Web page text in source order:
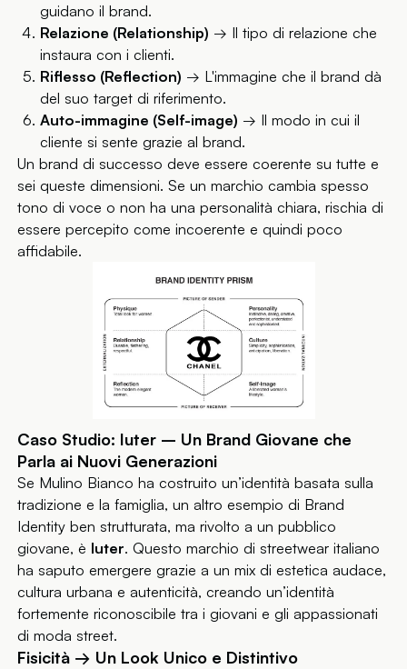
guidano il brand.
Relazione (Relationship) → Il tipo di relazione che
instaura con i clienti.
Riflesso (Reflection) → L'immagine che il brand dà
del suo target di riferimento.
Auto-immagine (Self-image) → Il modo in cui il
cliente si sente grazie al brand.
Un brand di successo deve essere coerente su tutte e
sei queste dimensioni. Se un marchio cambia spesso
tono di voce o non ha una personalità chiara, rischia di
essere percepito come incoerente e quindi poco
affidabile.
Caso Studio: Iuter – Un Brand Giovane che
Parla ai Nuovi Generazioni
Se Mulino Bianco ha costruito un’identità basata sulla
tradizione e la famiglia, un altro esempio di Brand
Identity ben strutturata, ma rivolto a un pubblico
giovane, è Iuter. Questo marchio di streetwear italiano
ha saputo emergere grazie a un mix di estetica audace,
cultura urbana e autenticità, creando un’identità
fortemente riconoscibile tra i giovani e gli appassionati
di moda street.
Fisicità → Un Look Unico e Distintivo